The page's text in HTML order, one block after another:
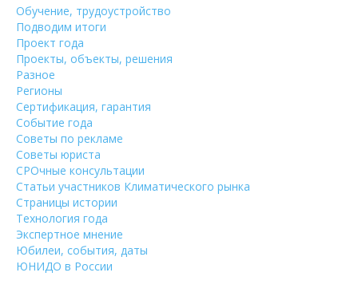
Обучение, трудоустройство
Подводим итоги
Проект года
Проекты, объекты, решения
Разное
Регионы
Сертификация, гарантия
Событие года
Советы по рекламе
Советы юриста
СРОчные консультации
Статьи участников Климатического рынка
Страницы истории
Технология года
Экспертное мнение
Юбилеи, события, даты
ЮНИДО в России